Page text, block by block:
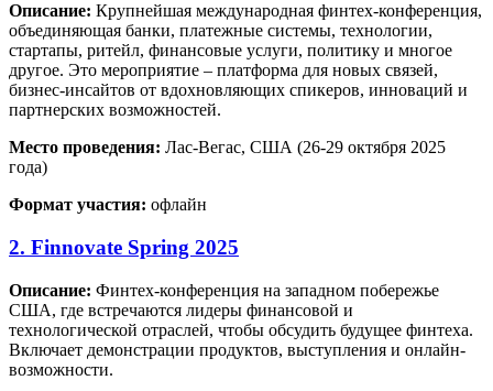
Описание: Крупнейшая международная финтех-конференция,
объединяющая банки, платежные системы, технологии,
стартапы, ритейл, финансовые услуги, политику и многое
другое. Это мероприятие – платформа для новых связей,
бизнес-инсайтов от вдохновляющих спикеров, инноваций и
партнерских возможностей.
Место проведения: Лас-Вегас, США (26-29 октября 2025
года)
Формат участия: офлайн
2. Finnovate Spring 2025
Описание: Финтех-конференция на западном побережье
США, где встречаются лидеры финансовой и
технологической отраслей, чтобы обсудить будущее финтеха.
Включает демонстрации продуктов, выступления и онлайн-
возможности.